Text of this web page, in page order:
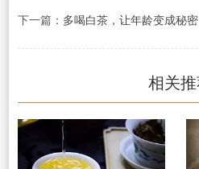
下一篇： 多喝白茶，让年龄变成秘密
相关